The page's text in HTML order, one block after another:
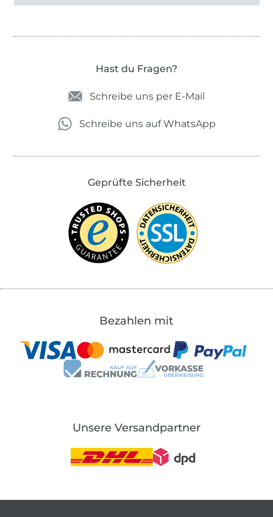
Hast du Fragen?
Schreibe uns per E-Mail
Schreibe uns auf WhatsApp
Geprüfte Sicherheit
Bezahlen mit
Unsere Versandpartner